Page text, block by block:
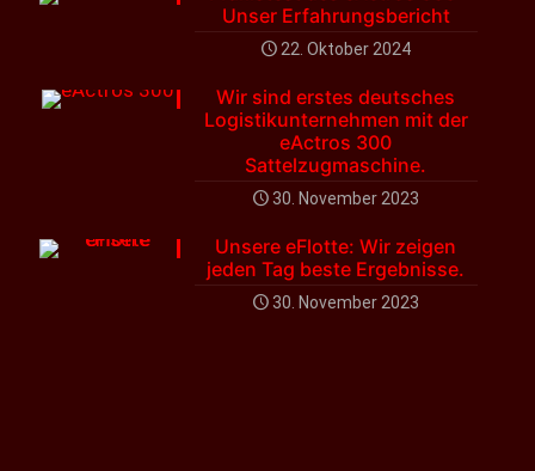
Unser Erfahrungsbericht
22. Oktober 2024
Wir sind erstes deutsches
Logistikunternehmen mit der
eActros 300
Sattelzugmaschine.
30. November 2023
Unsere eFlotte: Wir zeigen
jeden Tag beste Ergebnisse.
30. November 2023